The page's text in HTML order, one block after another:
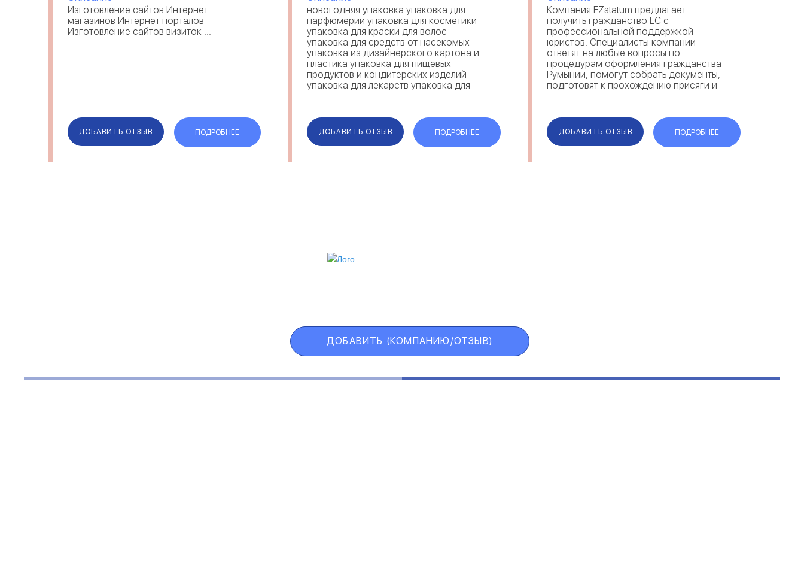
Изготовление сайтов Интернет
магазинов Интернет порталов
Изготовление сайтов визиток ...
ДОБАВИТЬ ОТЗЫВ ПОДРОБНЕЕ
новогодняя упаковка упаковка для
парфюмерии упаковка для косметики
упаковка для краски для волос
упаковка для средств от насекомых
упаковка из дизайнерского картона и
пластика упаковка для пищевых
продуктов и кондитерских изделий
упаковка для лекарств упаковка для
ДОБАВИТЬ ОТЗЫВ ПОДРОБНЕЕ
Компания EZstatum предлагает
получить гражданство ЕС с
профессиональной поддержкой
юристов. Специалисты компании
ответят на любые вопросы по
процедурам оформления гражданства
Румынии, помогут собрать документы,
подготовят к прохождению присяги и
компании являются максимально
короткие сроки. Каждый...
ДОБАВИТЬ ОТЗЫВ ПОДРОБНЕЕ
ДОБАВИТЬ (КОМПАНИЮ/ОТЗЫВ)